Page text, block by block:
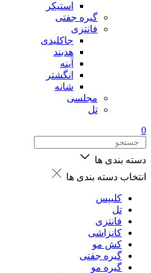
استیکر
گیره جفتی
فانتزی
جاکلیدی
هدبند
آینه
انگشتر
شانه
مجلسی
تل
0
دسته بندی ها
انتخاب دسته بندی ها
کلیپس
تل
فانتزی
کانزاشی
کش مو
گیره جفتی
گیره مو